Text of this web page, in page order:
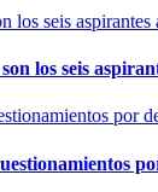
los seis